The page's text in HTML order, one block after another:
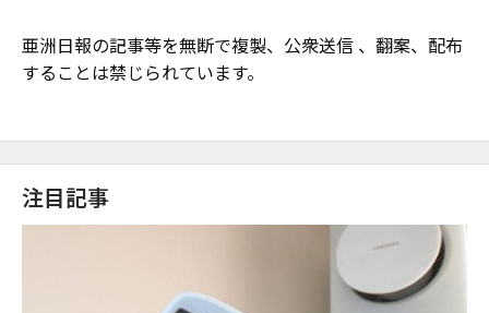
亜洲日報の記事等を無断で複製、公衆送信 、翻案、配布
することは禁じられています。
注目記事